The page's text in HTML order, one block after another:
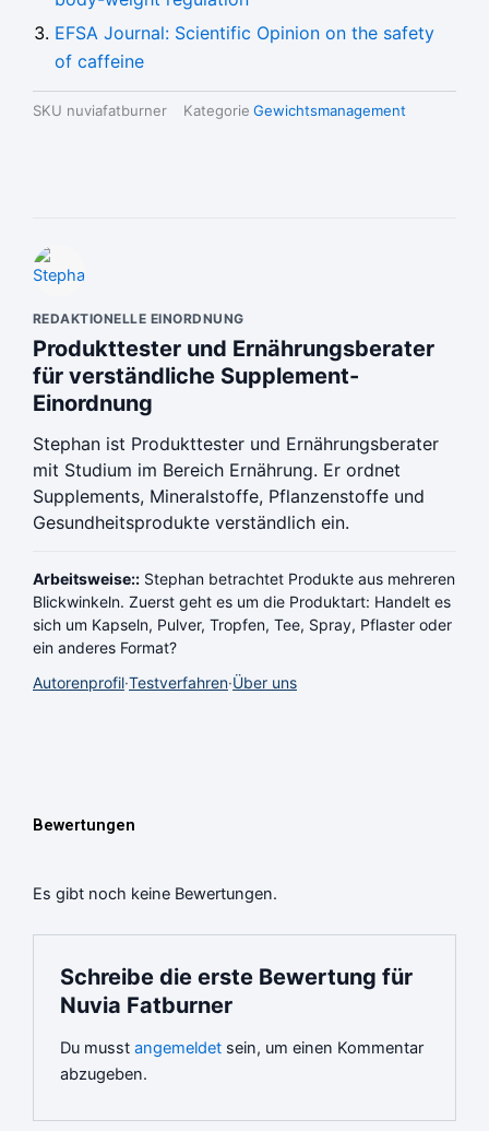
EFSA Journal: Scientific Opinion on the safety
of caffeine
SKU nuviafatburner Kategorie Gewichtsmanagement
REDAKTIONELLE EINORDNUNG
Produkttester und Ernährungsberater
für verständliche Supplement-
Einordnung
Stephan ist Produkttester und Ernährungsberater
mit Studium im Bereich Ernährung. Er ordnet
Supplements, Mineralstoffe, Pflanzenstoffe und
Gesundheitsprodukte verständlich ein.
Arbeitsweise:: Stephan betrachtet Produkte aus mehreren
Blickwinkeln. Zuerst geht es um die Produktart: Handelt es
sich um Kapseln, Pulver, Tropfen, Tee, Spray, Pflaster oder
ein anderes Format?
Autorenprofil·Testverfahren·Über uns
Bewertungen
Es gibt noch keine Bewertungen.
Schreibe die erste Bewertung für
Nuvia Fatburner
Du musstangemeldet sein, um einen Kommentar
abzugeben.